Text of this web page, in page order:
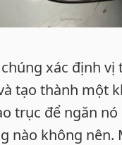
xác định vị
tạo thành một
trục để ngăn
nào không nên.